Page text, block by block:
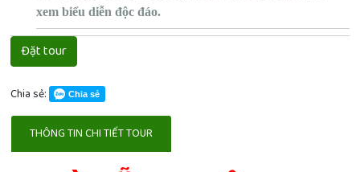
xem biểu diễn độc đáo.
Đặt tour
Chia sẻ: Chia sẻ
THÔNG TIN CHI TIẾT TOUR